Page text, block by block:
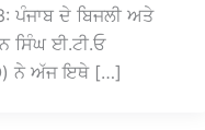
ਪੰਜਾਬ ਦੇ ਬਿਜਲੀ ਅਤੇ
ਸਿੰਘ ਈ.ਟੀ.ਓ
ਨੇ ਅੱਜ ਇਥੇ […]